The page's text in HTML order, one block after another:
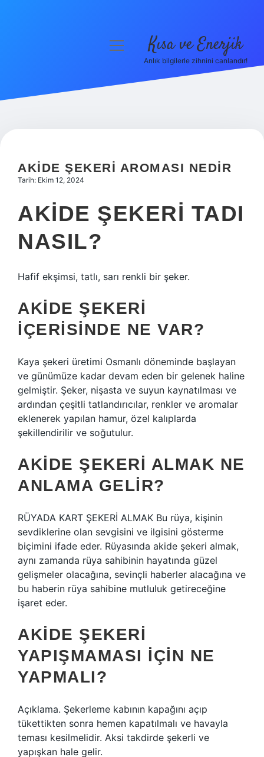
Hakkımızda
menüyü
Kısa ve Enerjik
Anlık bilgilerle zihnini canlandır!
AKIDE ŞEKERI AROMASI NEDIR
Tarih: Ekim 12, 2024
AKIDE ŞEKERI TADI
NASIL?
Hafif ekşimsi, tatlı, sarı renkli bir şeker.
AKIDE ŞEKERI
IÇERISINDE NE VAR?
Kaya şekeri üretimi Osmanlı döneminde başlayan
ve günümüze kadar devam eden bir gelenek haline
gelmiştir. Şeker, nişasta ve suyun kaynatılması ve
ardından çeşitli tatlandırıcılar, renkler ve aromalar
eklenerek yapılan hamur, özel kalıplarda
şekillendirilir ve soğutulur.
AKIDE ŞEKERI ALMAK NE
ANLAMA GELIR?
RÜYADA KART ŞEKERİ ALMAK Bu rüya, kişinin
sevdiklerine olan sevgisini ve ilgisini gösterme
biçimini ifade eder. Rüyasında akide şekeri almak,
aynı zamanda rüya sahibinin hayatında güzel
gelişmeler olacağına, sevinçli haberler alacağına ve
bu haberin rüya sahibine mutluluk getireceğine
işaret eder.
AKIDE ŞEKERI
YAPIŞMAMASI IÇIN NE
YAPMALI?
Açıklama. Şekerleme kabının kapağını açıp
tükettikten sonra hemen kapatılmalı ve havayla
teması kesilmelidir. Aksi takdirde şekerli ve
yapışkan hale gelir.